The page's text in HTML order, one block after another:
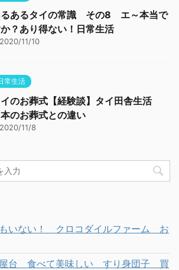
あるタイの常識 その8 エ～本当で
？あり得ない！日常生活
2020/11/10
常生活
のお葬式【経験談】タイ田舎生活
本のお葬式との違い
2020/11/8
いない！ クロコダイルファーム お
台 食べて美味しい すり身団子 買